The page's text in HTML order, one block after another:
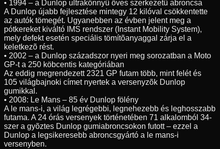
• 1994 – a Dunlop ultrakönnyû öves szerkezetû abroncsa
A Dunlop újabb fejlesztése mintegy 12 kilóval csökkentette
az autók tömegét. Ugyanebben az évben jelent meg a
pótkereket kiváltó IMS rendszer (Instant Mobility System),
mely defekt esetén speciális tömítõanyaggal zárja el a
keletkezõ rést.
• 2002 – a Dunlop századszor nyeri meg sorozatban a Moto
GP-t a 250 köbcentis kategóriában
Az eddig megrendezett 2321 GP futam több, mint felét és
105 világbajnoki címet nyertek a versenyzõk Dunlop
gumikkal.
• 2008: Le Mans – 85 év Dunlop fölény
A le mans-i, a világ legrégebbi, legnehezebb és leghosszabb
futama. A 24 órás versenyek történetében 71 alkalomból 34-
szer a gyõztes Dunlop gumiabroncsokon futott – ezzel a
Dunlop a legsikeresebb abroncsgyártó a le mans-i
versenyben.